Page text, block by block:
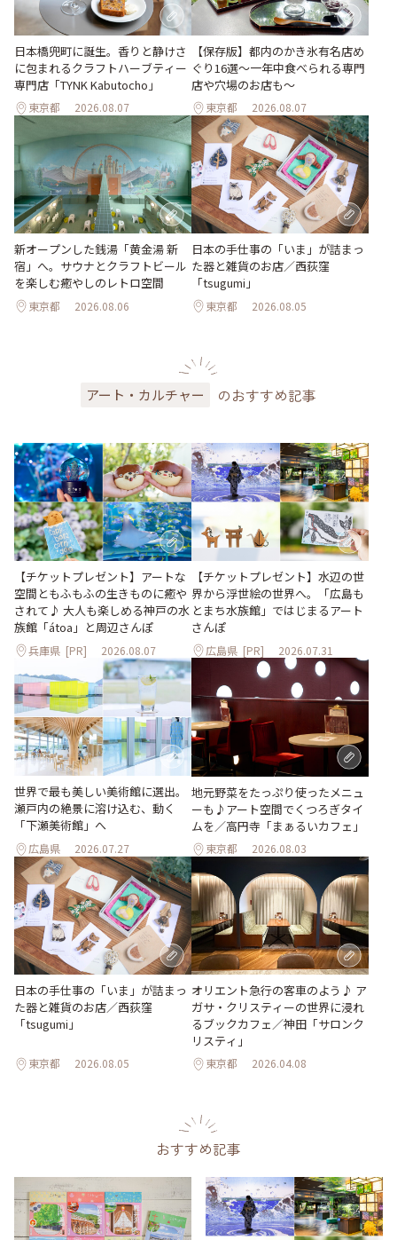
日本橋兜町に誕生。香りと静けさ
に包まれるクラフトハーブティー
専門店「TYNK Kabutocho」
東京都 2026.08.07
【保存版】都内のかき氷有名店め
ぐり16選～一年中食べられる専門
店や穴場のお店も～
東京都 2026.08.07
新オープンした銭湯「黄金湯 新
宿」へ。サウナとクラフトビール
を楽しむ癒やしのレトロ空間
東京都 2026.08.06
日本の手仕事の「いま」が詰まっ
た器と雑貨のお店／西荻窪
「tsugumi」
東京都 2026.08.05
アート・カルチャー のおすすめ記事
【チケットプレゼント】アートな
空間ともふもふの生きものに癒や
されて♪ 大人も楽しめる神戸の水
族館「átoa」と周辺さんぽ
兵庫県 [PR] 2026.08.07
【チケットプレゼント】水辺の世
界から浮世絵の世界へ。「広島も
とまち水族館」ではじまるアート
さんぽ
広島県 [PR] 2026.07.31
世界で最も美しい美術館に選出。
瀬戸内の絶景に溶け込む、動く
「下瀬美術館」へ
広島県 2026.07.27
地元野菜をたっぷり使ったメニュ
ーも♪アート空間でくつろぎタイ
ムを／高円寺「まぁるいカフェ」
東京都 2026.08.03
日本の手仕事の「いま」が詰まっ
た器と雑貨のお店／西荻窪
「tsugumi」
東京都 2026.08.05
オリエント急行の客車のよう♪ ア
ガサ・クリスティーの世界に浸れ
るブックカフェ／神田「サロンク
リスティ」
東京都 2026.04.08
おすすめ記事